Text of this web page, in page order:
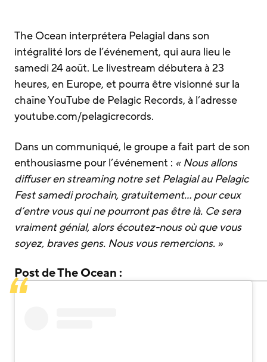
The Ocean interprétera Pelagial dans son
intégralité lors de l’événement, qui aura lieu le
samedi 24 août. Le livestream débutera à 23
heures, en Europe, et pourra être visionné sur la
chaîne YouTube de Pelagic Records, à l’adresse
youtube.com/pelagicrecords.
Dans un communiqué, le groupe a fait part de son
enthousiasme pour l’événement : « Nous allons
diffuser en streaming notre set Pelagial au Pelagic
Fest samedi prochain, gratuitement… pour ceux
d’entre vous qui ne pourront pas être là. Ce sera
vraiment génial, alors écoutez-nous où que vous
soyez, braves gens. Nous vous remercions. »
Post de The Ocean :